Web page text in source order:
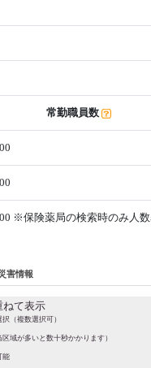
常勤職員数
※保険薬局の検索時のみ人
害情報
ねて表示
（複数選択可）
域が多いと数十秒かかります）
能